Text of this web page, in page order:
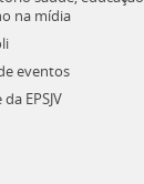
na mídia
eventos
EPSJV